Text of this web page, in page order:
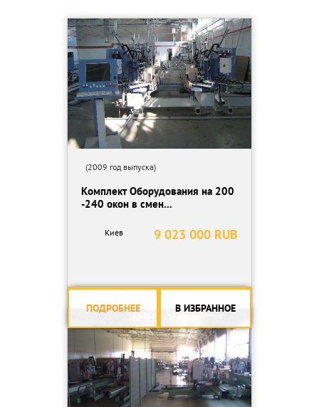
Минимальная ширина резки 35
(2009 год выпуска)
Комплект Оборудования на 200
-240 окон в смен...
9 023 000 RUB
Киев
ПОДРОБНЕЕ В ИЗБРАННОЕ